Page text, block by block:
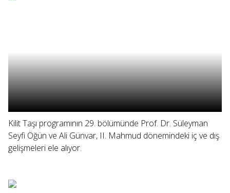
Kilit Taşı programının 29. bölümünde Prof. Dr. Süleyman
Seyfi Öğün ve Ali Günvar, II. Mahmud dönemindeki iç ve dış
gelişmeleri ele alıyor.